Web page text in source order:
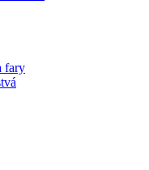
fary